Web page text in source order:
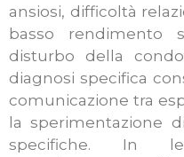
ansiosi, difficoltà
basso rendimento
disturbo della
diagnosi specifica
comunicazione tra
la sperimentazione
specifiche. In